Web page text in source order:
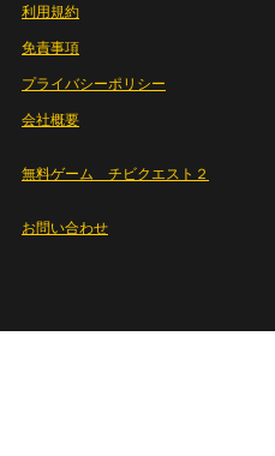
利用規約
免責事項
プライバシーポリシー
会社概要
無料ゲーム チビクエスト２
お問い合わせ